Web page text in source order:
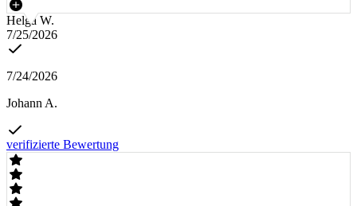
Helga W.
7/25/2026
7/24/2026
Johann A.
verifizierte Bewertung